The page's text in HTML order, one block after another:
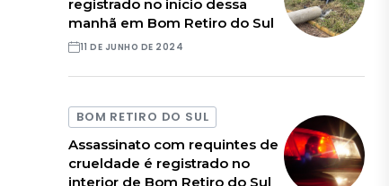
registrado no início dessa
manhã em Bom Retiro do Sul
11 DE JUNHO DE 2024
BOM RETIRO DO SUL
Assassinato com requintes de
crueldade é registrado no
interior de Bom Retiro do Sul